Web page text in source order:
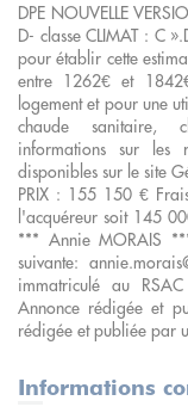
DPE NOUVELLE
D- classe CLIMAT : C
pour établir cette
entre 1262€ et
logement et pour une
chaude sanitaire,
informations sur les
disponibles sur le site
PRIX : 155 150 €
l'acquéreur soit 145
*** Annie MORAIS
suivante:
immatriculé au
Annonce rédigée et
rédigée et publiée par
Informations